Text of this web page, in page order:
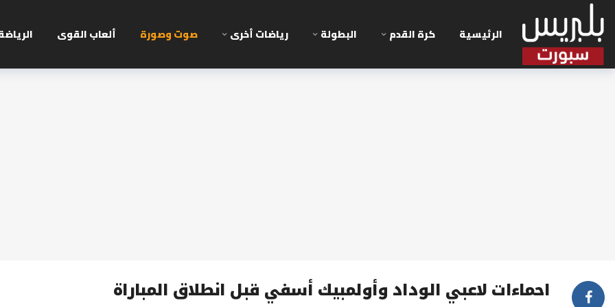
الرئيسية كرة القدم البطولة رياضات أخرى صوت وصورة ألعاب القوى
احماءات لاعبي الوداد وأولمبيك أسفي قبل انطلاق المباراة